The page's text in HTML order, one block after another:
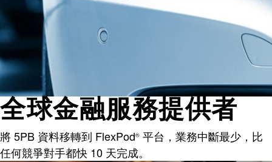
全球金融服務提供者
將 5PB 資料移轉到 FlexPod® 平台，業務中斷最少，比
任何競爭對手都快 10 天完成。